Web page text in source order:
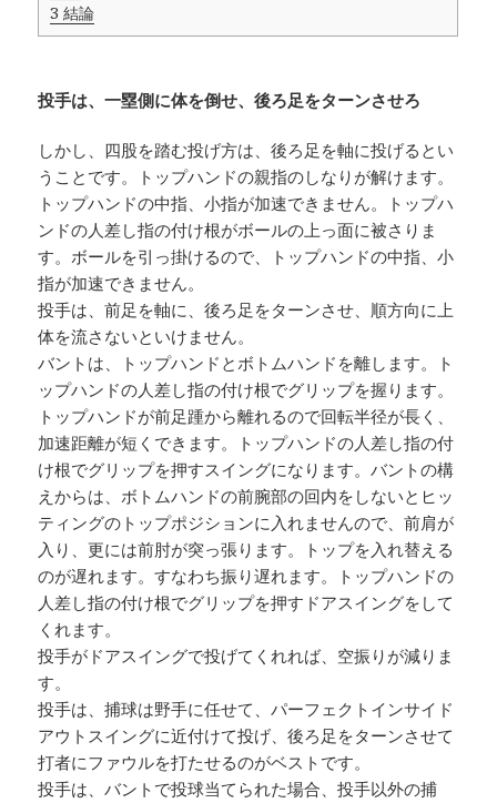
3 結論
投手は、一塁側に体を倒せ、後ろ足をターンさせろ
しかし、四股を踏む投げ方は、後ろ足を軸に投げるとい
うことです。トップハンドの親指のしなりが解けます。
トップハンドの中指、小指が加速できません。トップハ
ンドの人差し指の付け根がボールの上っ面に被さりま
す。ボールを引っ掛けるので、トップハンドの中指、小
指が加速できません。
投手は、前足を軸に、後ろ足をターンさせ、順方向に上
体を流さないといけません。
バントは、トップハンドとボトムハンドを離します。ト
ップハンドの人差し指の付け根でグリップを握ります。
トップハンドが前足踵から離れるので回転半径が長く、
加速距離が短くできます。トップハンドの人差し指の付
け根でグリップを押すスイングになります。バントの構
えからは、ボトムハンドの前腕部の回内をしないとヒッ
ティングのトップポジションに入れませんので、前肩が
入り、更には前肘が突っ張ります。トップを入れ替える
のが遅れます。すなわち振り遅れます。トップハンドの
人差し指の付け根でグリップを押すドアスイングをして
くれます。
投手がドアスイングで投げてくれれば、空振りが減りま
す。
投手は、捕球は野手に任せて、パーフェクトインサイド
アウトスイングに近付けて投げ、後ろ足をターンさせて
打者にファウルを打たせるのがベストです。
投手は、バントで投球当てられた場合、投手以外の捕